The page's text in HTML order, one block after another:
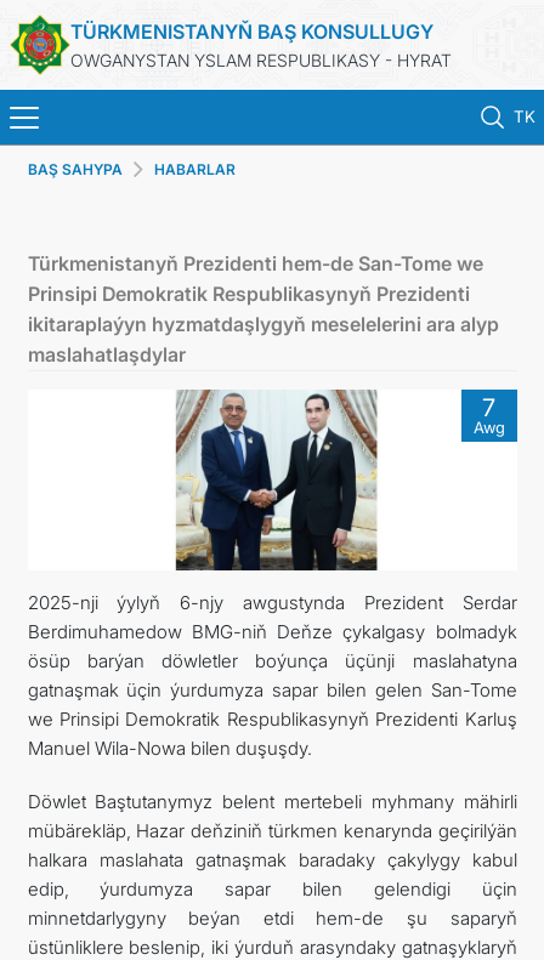
TÜRKMENISTANYŇ BAŞ KONSULLUGY
OWGANYSTAN YSLAM RESPUBLIKASY - HYRAT
TK
ГЛАВНАЯ
ТУРКМЕНИСТАН
МИД
КОНТАКТНЫЕ ДАННЫЕ
BAŞ SAHYPA HABARLAR
Türkmenistanyň Prezidenti hem-de San-Tome we
Prinsipi Demokratik Respublikasynyň Prezidenti
ikitaraplaýyn hyzmatdaşlygyň meselelerini ara alyp
maslahatlaşdylar
7
Awg
2025-nji ýylyň 6-njy awgustynda Prezident Serdar
Berdimuhamedow BMG-niň Deňze çykalgasy bolmadyk
ösüp barýan döwletler boýunça üçünji maslahatyna
gatnaşmak üçin ýurdumyza sapar bilen gelen San-Tome
we Prinsipi Demokratik Respublikasynyň Prezidenti Karluş
Manuel Wila-Nowa bilen duşuşdy.
Döwlet Baştutanymyz belent mertebeli myhmany mähirli
mübärekläp, Hazar deňziniň türkmen kenarynda geçirilýän
halkara maslahata gatnaşmak baradaky çakylygy kabul
edip, ýurdumyza sapar bilen gelendigi üçin
minnetdarlygyny beýan etdi hem-de şu saparyň
üstünliklere beslenip, iki ýurduň arasyndaky gatnaşyklaryň